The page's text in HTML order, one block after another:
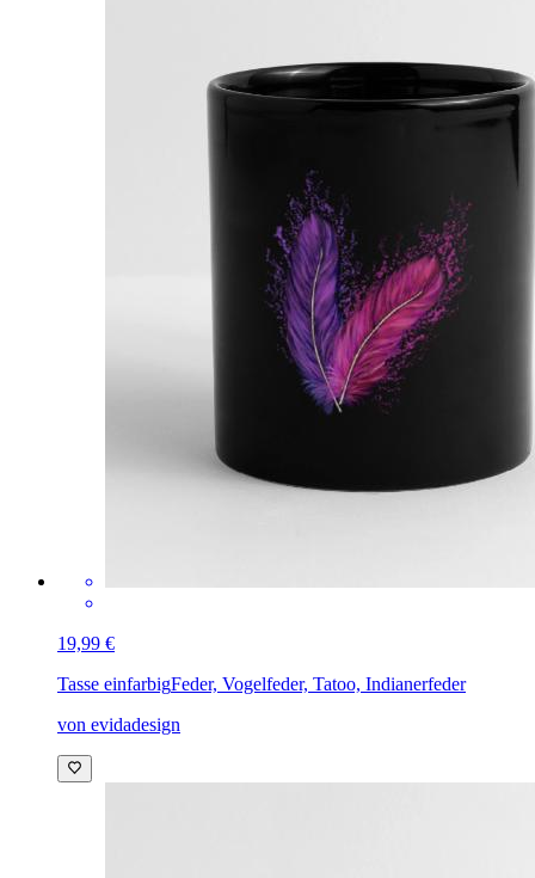
19,99 €
Tasse einfarbigFeder, Vogelfeder, Tatoo, Indianerfeder
von evidadesign